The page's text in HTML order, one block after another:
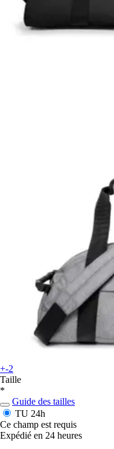
+-2
Taille
*
Guide des tailles
TU 24h
Ce champ est requis
Expédié en 24 heures